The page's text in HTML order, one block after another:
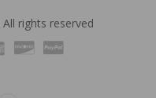
All rights reserved